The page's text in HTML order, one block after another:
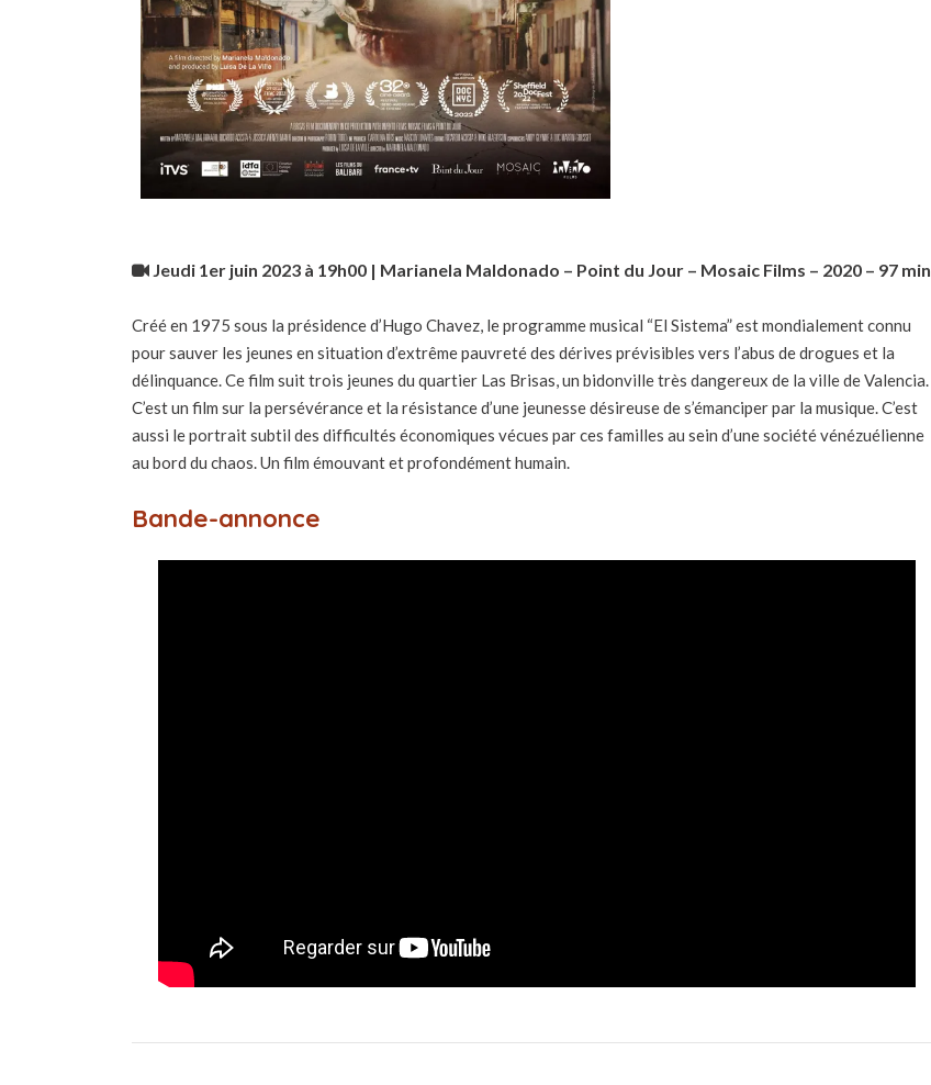
Jeudi 1er juin 2023 à 19h00 | Marianela Maldonado – Point du Jour – Mosaic Films – 2020 – 97 min
Créé en 1975 sous la présidence d’Hugo Chavez, le programme musical “El Sistema” est mondialement connu
pour sauver les jeunes en situation d’extrême pauvreté des dérives prévisibles vers l’abus de drogues et la
délinquance. Ce film suit trois jeunes du quartier Las Brisas, un bidonville très dangereux de la ville de Valencia.
C’est un film sur la persévérance et la résistance d’une jeunesse désireuse de s’émanciper par la musique. C’est
aussi le portrait subtil des difficultés économiques vécues par ces familles au sein d’une société vénézuélienne
au bord du chaos. Un film émouvant et profondément humain.
Bande-annonce